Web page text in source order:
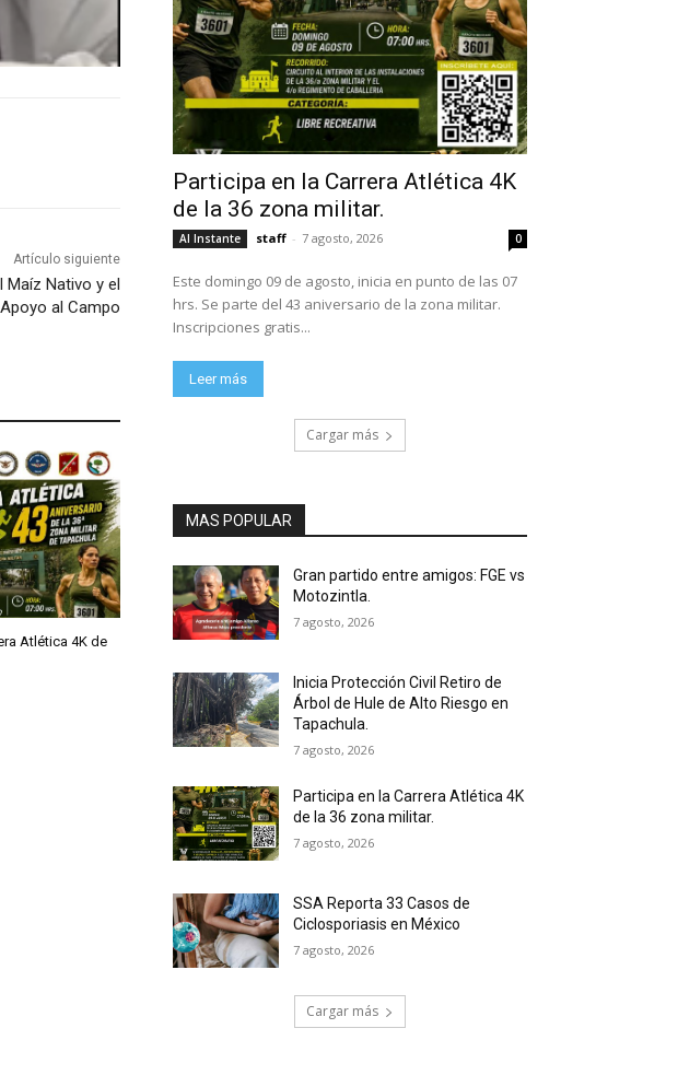
Artículo siguiente
Maíz Nativo y el
Apoyo al Campo
Atlética 4K de
Participa en la Carrera Atlética 4K
de la 36 zona militar.
Al Instante staff - 7 agosto, 2026 0
Este domingo 09 de agosto, inicia en punto de las 07
hrs. Se parte del 43 aniversario de la zona militar.
Inscripciones gratis...
Leer más
Cargar más
MAS POPULAR
Gran partido entre amigos: FGE vs
Motozintla.
7 agosto, 2026
Inicia Protección Civil Retiro de
Árbol de Hule de Alto Riesgo en
Tapachula.
7 agosto, 2026
Participa en la Carrera Atlética 4K
de la 36 zona militar.
7 agosto, 2026
SSA Reporta 33 Casos de
Ciclosporiasis en México
7 agosto, 2026
Cargar más